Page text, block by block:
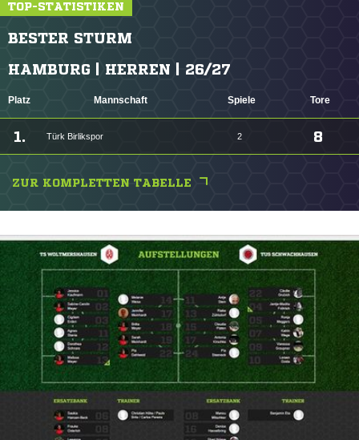
TOP-STATISTIKEN
BESTER STURM
HAMBURG | HERREN | 26/27
Platz Mannschaft Spiele Tore
1. Türk Birlikspor 2 8
ZUR KOMPLETTEN TABELLE